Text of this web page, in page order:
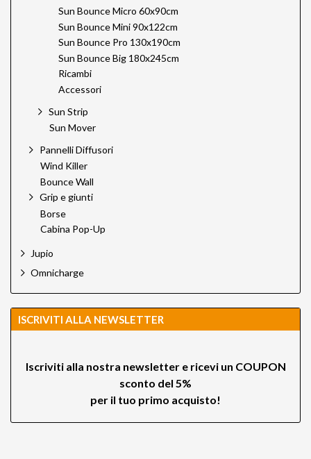
Sun Bounce Micro 60x90cm
Sun Bounce Mini 90x122cm
Sun Bounce Pro 130x190cm
Sun Bounce Big 180x245cm
Ricambi
Accessori
Sun Strip
Sun Mover
Pannelli Diffusori
Wind Killer
Bounce Wall
Grip e giunti
Borse
Cabina Pop-Up
Jupio
Omnicharge
ISCRIVITI ALLA NEWSLETTER
Iscriviti alla nostra newsletter e ricevi un COUPON
sconto del 5%
per il tuo primo acquisto!